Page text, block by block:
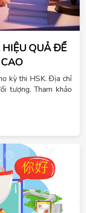
HIỆU QUẢ ĐỂ
kỳ thi HSK. Địa chỉ
tượng. Tham khảo